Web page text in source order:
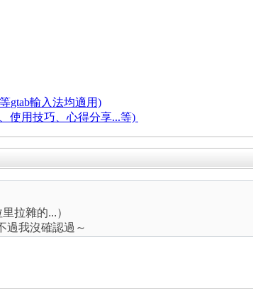
gtab輸入法均適用)
使用技巧、心得分享...等)
拉雜的...）
過我沒確認過～